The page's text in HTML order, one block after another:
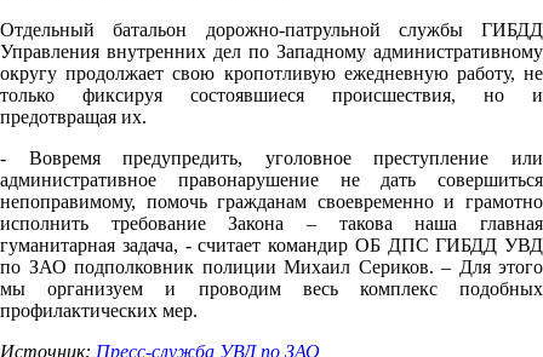
Отдельный батальон дорожно-патрульной службы ГИБДД
Управления внутренних дел по Западному административному
округу продолжает свою кропотливую ежедневную работу, не
только фиксируя состоявшиеся происшествия, но и
предотвращая их.
- Вовремя предупредить, уголовное преступление или
административное правонарушение не дать совершиться
непоправимому, помочь гражданам своевременно и грамотно
исполнить требование Закона – такова наша главная
гуманитарная задача, - считает командир ОБ ДПС ГИБДД УВД
по ЗАО подполковник полиции Михаил Сериков. – Для этого
мы организуем и проводим весь комплекс подобных
профилактических мер.
Источник: Пресс-служба УВД по ЗАО